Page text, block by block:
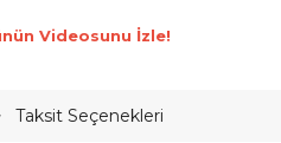
Videosunu İzle!
Taksit Seçenekleri